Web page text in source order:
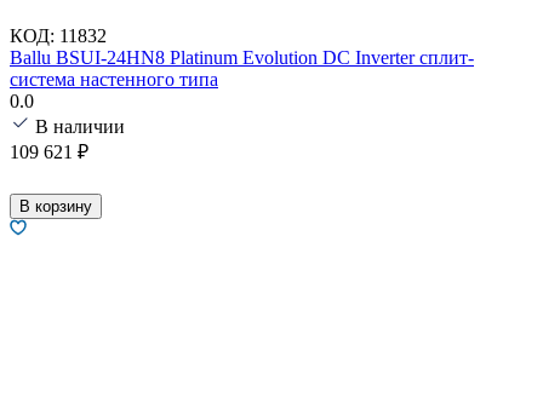
КОД: 11832
Ballu BSUI-24HN8 Platinum Evolution DC Inverter сплит-
система настенного типа
0.0
В наличии
109 621 ₽
В корзину